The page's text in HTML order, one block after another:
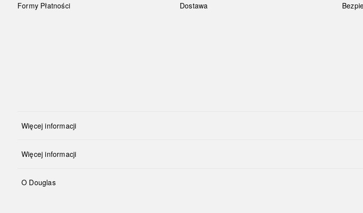
Formy Płatności Dostawa
Więcej informacji
Więcej informacji
O Douglas